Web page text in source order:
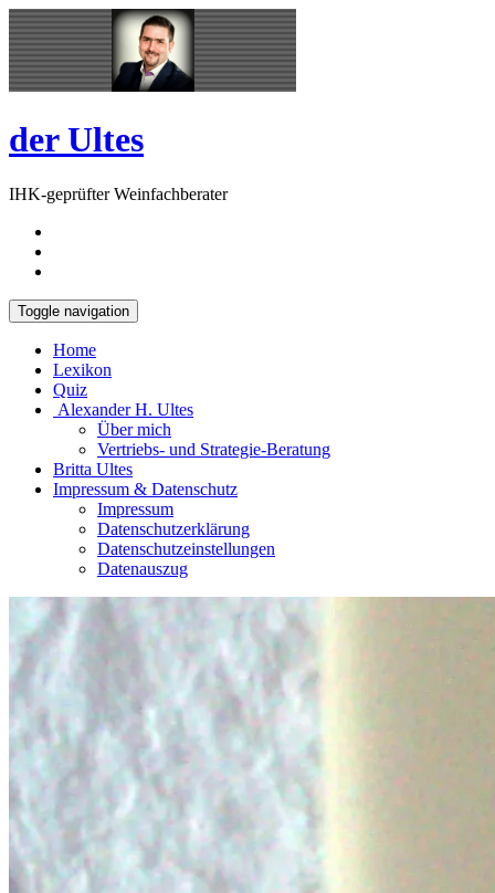
Skip
to
content
Open
Sidebar
der Ultes
IHK-geprüfter Weinfachberater
Toggle navigation
Home
Lexikon
Quiz
Alexander H. Ultes
Über mich
Vertriebs- und Strategie-Beratung
Britta Ultes
Impressum & Datenschutz
Impressum
Datenschutzerklärung
Datenschutzeinstellungen
Datenauszug